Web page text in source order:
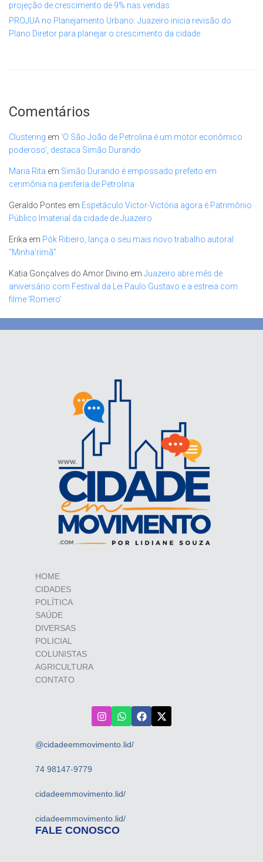
projeção de crescimento de 9% nas vendas
PROJUA no Planejamento Urbano: Juazeiro inicia revisão do
Plano Diretor para planejar o crescimento da cidade
Comentários
Clustering em ‘O São João de Petrolina é um motor econômico
poderoso’, destaca Simão Durando
Maria Rita em Simão Durando é empossado prefeito em
cerimônia na periferia de Petrolina
Geraldo Pontes em Espetáculo Victor-Victória agora é Patrimônio
Público Imaterial da cidade de Juazeiro
Erika em Pók Ribeiro, lança o seu mais novo trabalho autoral
“Minha’rimã”
Katia Gonçalves do Amor Divino em Juazeiro abre mês de
aniversário com Festival da Lei Paulo Gustavo e a estreia com
filme ‘Romero’
HOME
CIDADES
POLÍTICA
SAÚDE
DIVERSAS
POLICIAL
COLUNISTAS
AGRICULTURA
CONTATO
@cidadeemmovimento.lid/
74 98147-9779
cidadeemmovimento.lid/
cidadeemmovimento.lid/
FALE CONOSCO